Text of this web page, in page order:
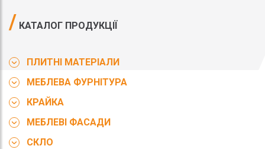
КАТАЛОГ ПРОДУКЦІЇ
ПЛИТНІ МАТЕРІАЛИ
МЕБЛЕВА ФУРНІТУРА
КРАЙКА
МЕБЛЕВІ ФАСАДИ
СКЛО